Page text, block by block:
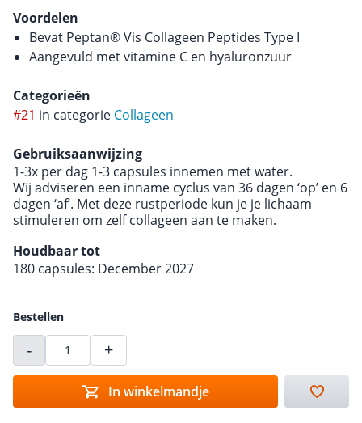
Voordelen
Bevat Peptan® Vis Collageen Peptides Type I
Aangevuld met vitamine C en hyaluronzuur
Categorieën
#21 in categorie Collageen
Gebruiksaanwijzing
1-3x per dag 1-3 capsules innemen met water.
Wij adviseren een inname cyclus van 36 dagen ‘op’ en 6
dagen ‘af’. Met deze rustperiode kun je je lichaam
stimuleren om zelf collageen aan te maken.
Houdbaar tot
180 capsules: December 2027
Bestellen
- +
In winkelmandje